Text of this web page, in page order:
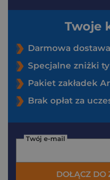
Twoje
Darmowa
Specjalne zniżki
Pakiet zakładek
Brak opłat za
Twój e-mail
DOŁĄCZ DO